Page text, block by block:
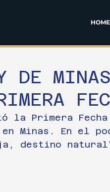
HOME
DE
la Primera
en Minas. En el
destino